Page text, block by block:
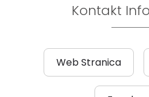
Kontakt
Web Stranica